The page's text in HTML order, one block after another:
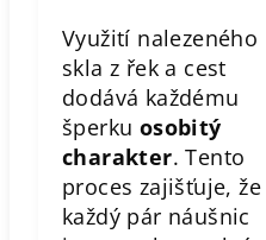
Využití nalezeného
skla z řek a cest
dodává každému
šperku osobitý
charakter. Tento
proces zajišťuje, že
každý pár náušnic